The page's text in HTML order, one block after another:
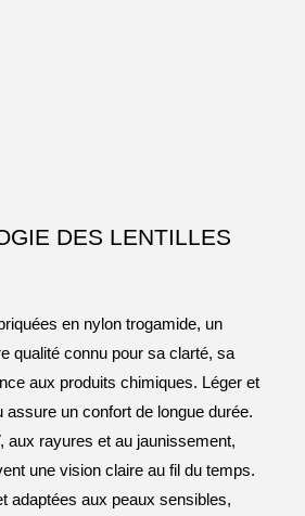
DES LENTILLES
en nylon trogamide, un
qualité connu pour sa clarté, sa
aux produits chimiques. Léger et
assure un confort de longue durée.
aux rayures et au jaunissement,
une vision claire au fil du temps.
adaptées aux peaux sensibles,